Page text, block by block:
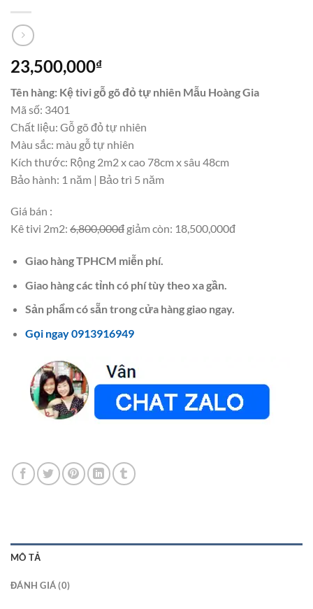
23,500,000₫
Tên hàng: Kệ tivi gỗ gõ đỏ tự nhiên Mẫu Hoàng Gia
Mã số: 3401
Chất liệu: Gỗ gõ đỏ tự nhiên
Màu sắc: màu gỗ tự nhiên
Kích thước: Rộng 2m2 x cao 78cm x sâu 48cm
Bảo hành: 1 năm | Bảo trì 5 năm
Giá bán :
Kê tivi 2m2: 6,800,000đ giảm còn: 18,500,000đ
Giao hàng TPHCM miễn phí.
Giao hàng các tỉnh có phí tùy theo xa gần.
Sản phẩm có sẵn trong cửa hàng giao ngay.
Gọi ngay 0913916949
MÔ TẢ
ĐÁNH GIÁ (0)